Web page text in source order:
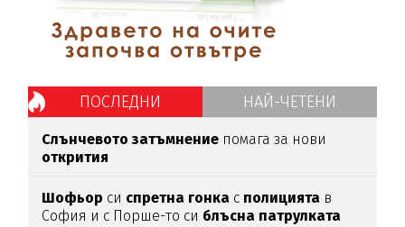
ПОСЛЕДНИ НАЙ-ЧЕТЕНИ
Слънчевото затъмнение помага за нови
открития
Шофьор си спретна гонка с полицията в
София и с Порше-то си блъсна патрулката